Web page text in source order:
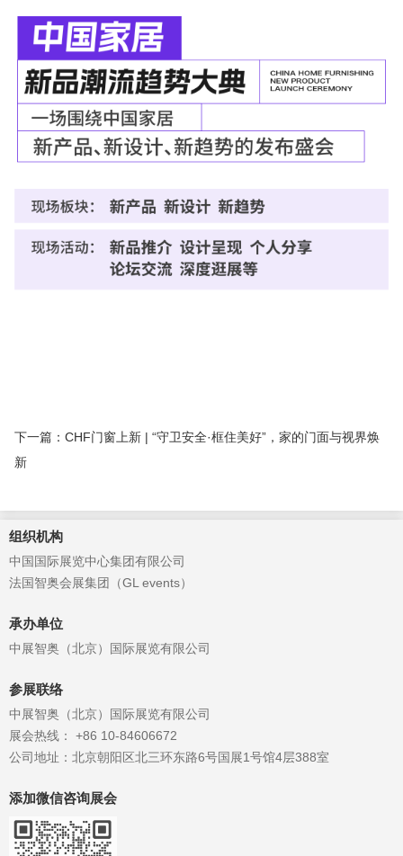
下一篇：CHF门窗上新 | “守卫安全·框住美好”，家的门面与视界焕
新
组织机构
中国国际展览中心集团有限公司
法国智奥会展集团（GL events）
承办单位
中展智奥（北京）国际展览有限公司
参展联络
中展智奥（北京）国际展览有限公司
展会热线： +86 10-84606672
公司地址：北京朝阳区北三环东路6号国展1号馆4层388室
添加微信咨询展会